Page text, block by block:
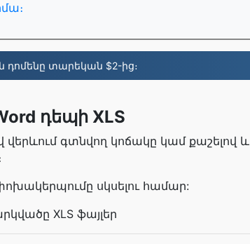
տարեկան $2-ից։
դեպի XLS
վերևում գտնվող կոճակը կամ քաշելով և
սկսելու համար:
XLS ֆայլեր